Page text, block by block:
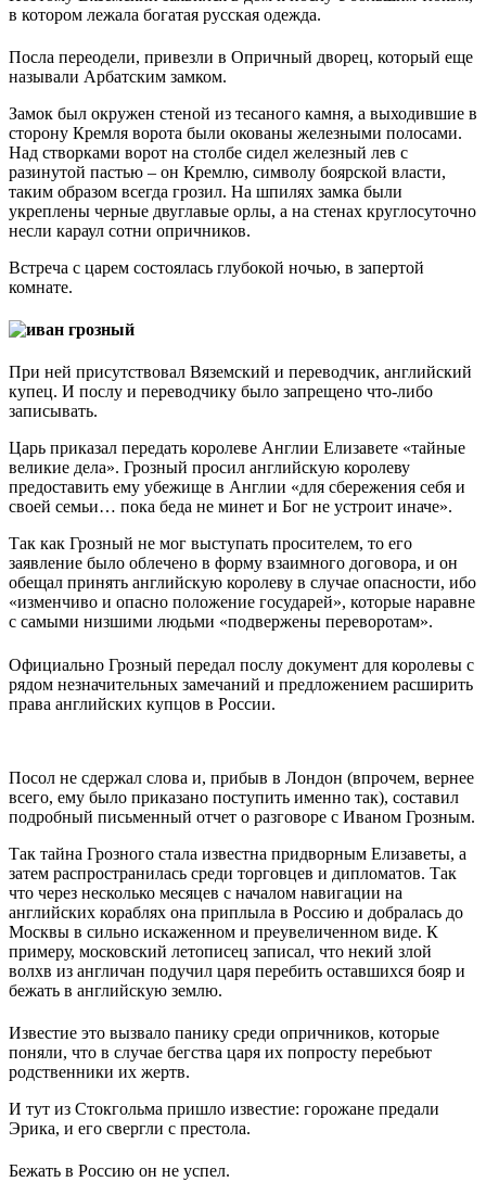
в котором лежала богатая русская одежда.
Посла переодели, привезли в Опричный дворец, который еще
называли Арбатским замком.
Замок был окружен стеной из тесаного камня, а выходившие в
сторону Кремля ворота были окованы железными полосами.
Над створками ворот на столбе сидел железный лев с
разинутой пастью – он Кремлю, символу боярской власти,
таким образом всегда грозил. На шпилях замка были
укреплены черные двуглавые орлы, а на стенах круглосуточно
несли караул сотни опричников.
Встреча с царем состоялась глубокой ночью, в запертой
комнате.
При ней присутствовал Вяземский и переводчик, английский
купец. И послу и переводчику было запрещено что-либо
записывать.
Царь приказал передать королеве Англии Елизавете «тайные
великие дела». Грозный просил английскую королеву
предоставить ему убежище в Англии «для сбережения себя и
своей семьи… пока беда не минет и Бог не устроит иначе».
Так как Грозный не мог выступать просителем, то его
заявление было облечено в форму взаимного договора, и он
обещал принять английскую королеву в случае опасности, ибо
«изменчиво и опасно положение государей», которые наравне
с самыми низшими людьми «подвержены переворотам».
Официально Грозный передал послу документ для королевы с
рядом незначительных замечаний и предложением расширить
права английских купцов в России.
Посол не сдержал слова и, прибыв в Лондон (впрочем, вернее
всего, ему было приказано поступить именно так), составил
подробный письменный отчет о разговоре с Иваном Грозным.
Так тайна Грозного стала известна придворным Елизаветы, а
затем распространилась среди торговцев и дипломатов. Так
что через несколько месяцев с началом навигации на
английских кораблях она приплыла в Россию и добралась до
Москвы в сильно искаженном и преувеличенном виде. К
примеру, московский летописец записал, что некий злой
волхв из англичан подучил царя перебить оставшихся бояр и
бежать в английскую землю.
Известие это вызвало панику среди опричников, которые
поняли, что в случае бегства царя их попросту перебьют
родственники их жертв.
И тут из Стокгольма пришло известие: горожане предали
Эрика, и его свергли с престола.
Бежать в Россию он не успел.